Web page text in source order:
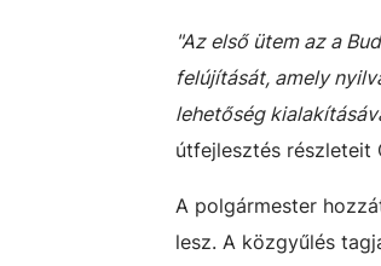
"Az első ütem az a
felújítását, amely
lehetőség
útfejlesztés részleteit
A polgármester
lesz. A közgyűlés